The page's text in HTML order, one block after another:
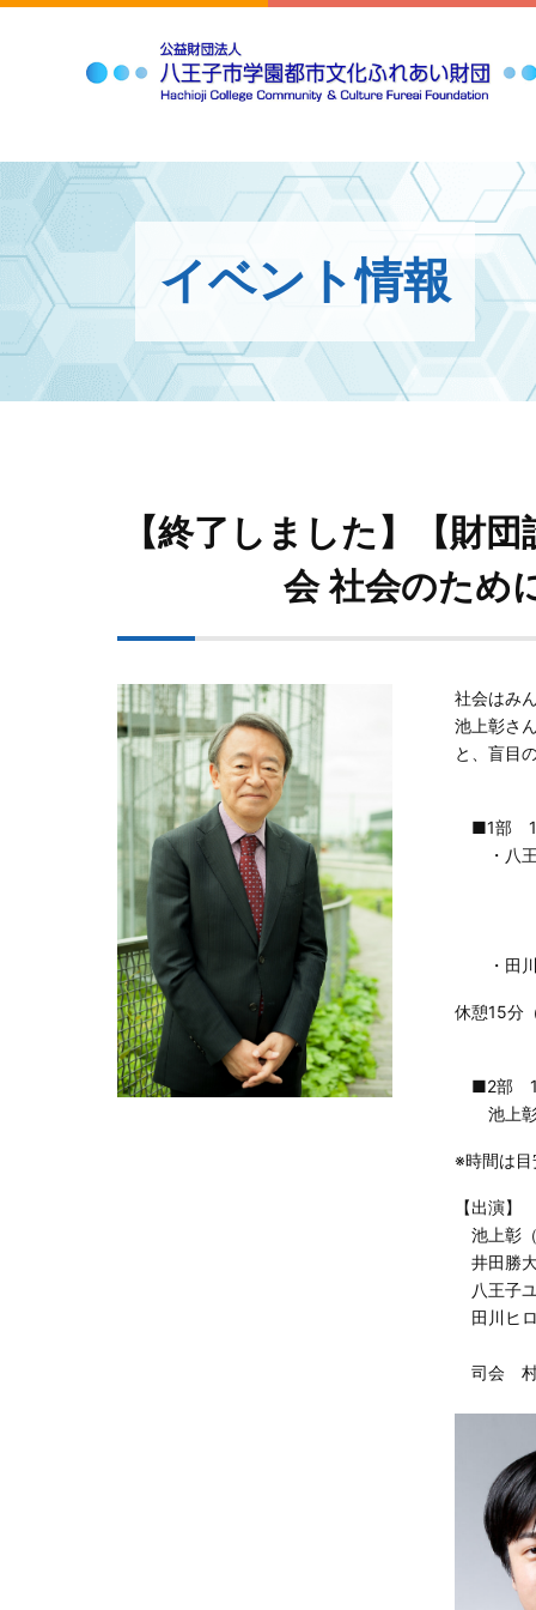
イベント情報
【終了しました】【財
会 社会のため
社会はみ
池上彰さ
と、盲目
■1部 14
・八王
・田川
休憩15分
■2部 15
池上彰
※時間は目
【出演】
池上彰
井田勝
八王子
田川ヒ
司会 村